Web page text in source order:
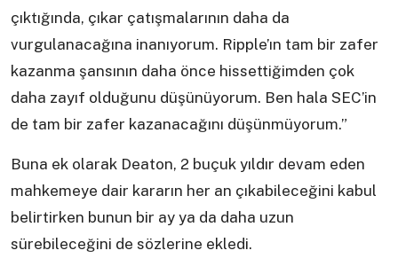
çıktığında, çıkar çatışmalarının daha da
vurgulanacağına inanıyorum. Ripple’ın tam bir zafer
kazanma şansının daha önce hissettiğimden çok
daha zayıf olduğunu düşünüyorum. Ben hala SEC’in
de tam bir zafer kazanacağını düşünmüyorum.”
Buna ek olarak Deaton, 2 buçuk yıldır devam eden
mahkemeye dair kararın her an çıkabileceğini kabul
belirtirken bunun bir ay ya da daha uzun
sürebileceğini de sözlerine ekledi.